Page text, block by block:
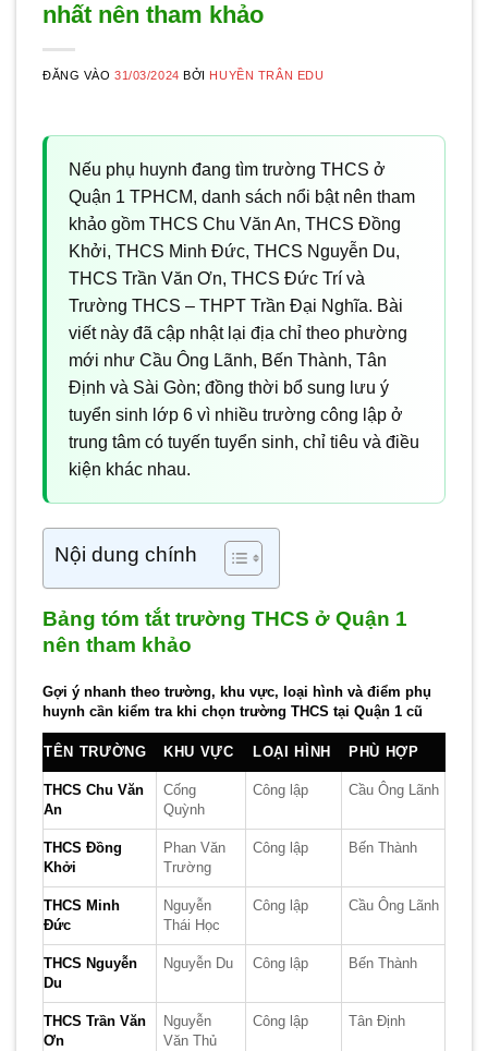
nhất nên tham khảo
ĐĂNG VÀO31/03/2024 BỞI HUYỀN TRÂN EDU
Nếu phụ huynh đang tìm trường THCS ở
Quận 1 TPHCM, danh sách nổi bật nên tham
khảo gồm THCS Chu Văn An, THCS Đồng
Khởi, THCS Minh Đức, THCS Nguyễn Du,
THCS Trần Văn Ơn, THCS Đức Trí và
Trường THCS – THPT Trần Đại Nghĩa. Bài
viết này đã cập nhật lại địa chỉ theo phường
mới như Cầu Ông Lãnh, Bến Thành, Tân
Định và Sài Gòn; đồng thời bổ sung lưu ý
tuyển sinh lớp 6 vì nhiều trường công lập ở
trung tâm có tuyến tuyển sinh, chỉ tiêu và điều
kiện khác nhau.
Nội dung chính
Bảng tóm tắt trường THCS ở Quận 1
nên tham khảo
Gợi ý nhanh theo trường, khu vực, loại hình và điểm phụ
huynh cần kiểm tra khi chọn trường THCS tại Quận 1 cũ
TÊN TRƯỜNG KHU VỰC LOẠI HÌNH PHÙ HỢP
THCS Chu Văn
An
Cống
Quỳnh
Công lập Cầu Ông Lãnh
THCS Đồng
Khởi
Phan Văn
Trường
Công lập Bến Thành
THCS Minh
Đức
Nguyễn
Thái Học
Công lập Cầu Ông Lãnh
THCS Nguyễn
Du
Nguyễn Du Công lập Bến Thành
THCS Trần Văn
Ơn
Nguyễn
Văn Thủ
Công lập Tân Định